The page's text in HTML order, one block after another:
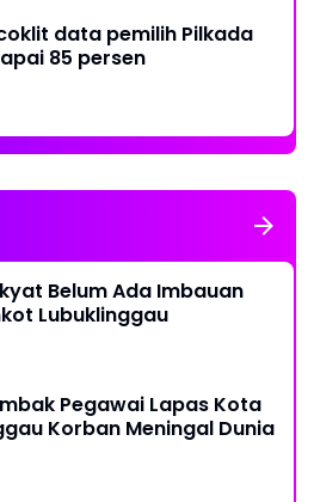
data pemilih Pilkada
85 persen
Belum Ada Imbauan
Lubuklinggau
Pegawai Lapas Kota
Korban Meningal Dunia